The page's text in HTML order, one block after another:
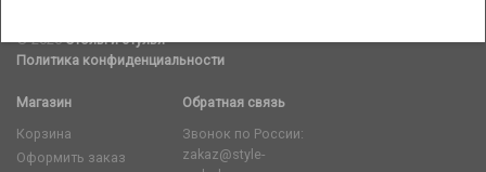
© 2026Столы и стулья
Политика конфиденциальности
Магазин
Корзина
Оформить заказ
Обратная связь
Звонок по России:
zakaz@style-